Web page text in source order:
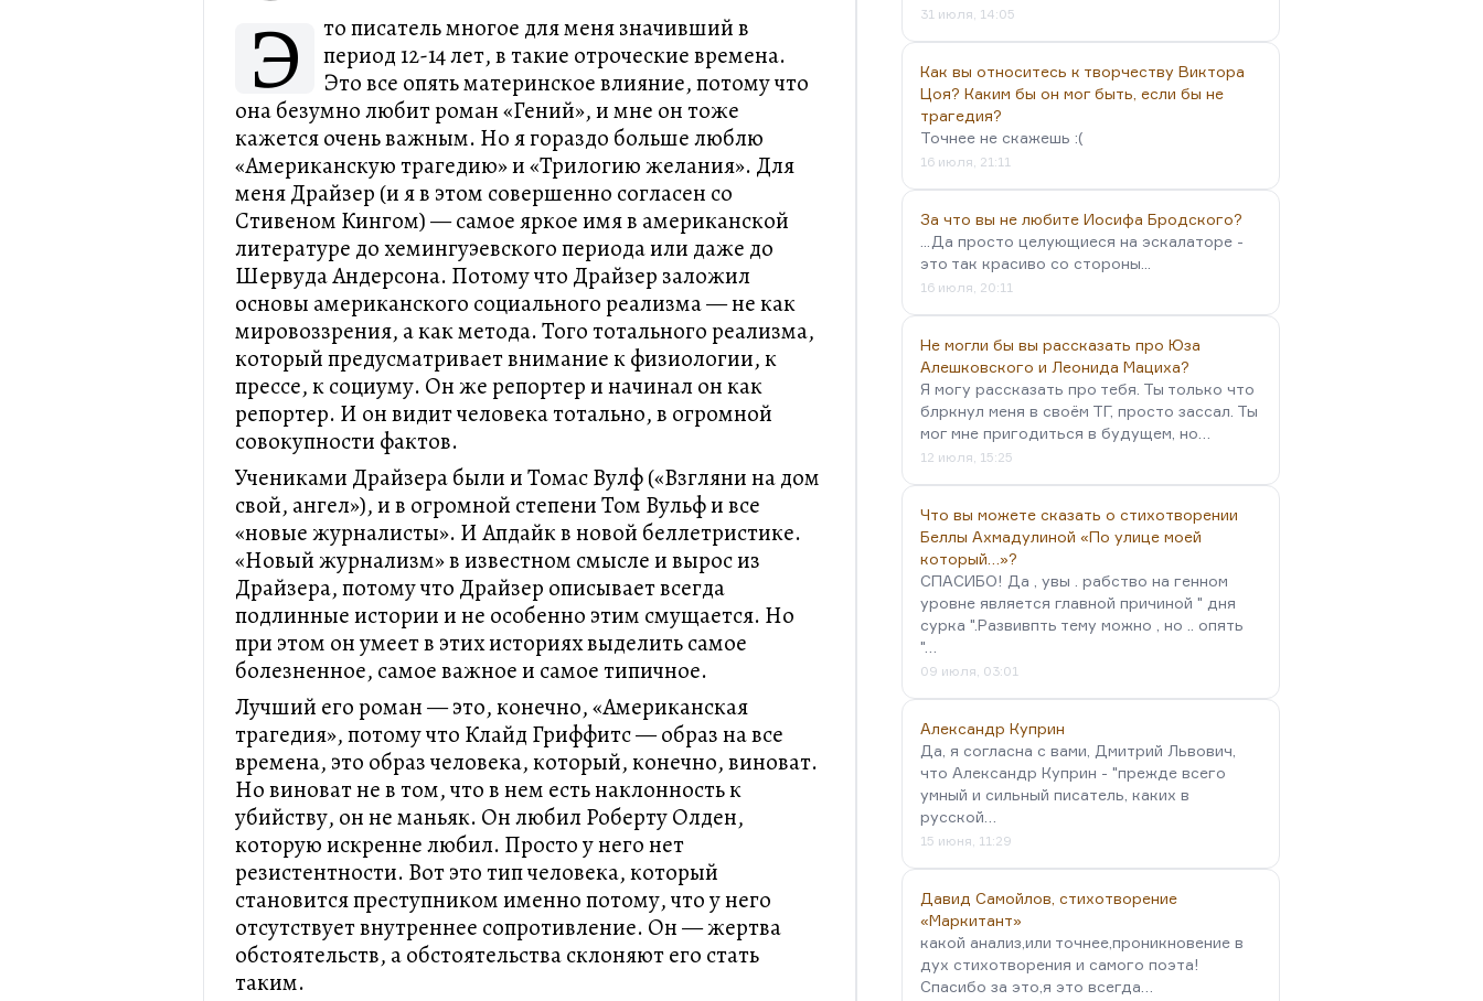
Э
то писатель многое для меня значивший в
период 12-14 лет, в такие отроческие времена.
Это все опять материнское влияние, потому что
она безумно любит роман «Гений», и мне он тоже
кажется очень важным. Но я гораздо больше люблю
«Американскую трагедию» и «Трилогию желания». Для
меня Драйзер (и я в этом совершенно согласен со
Стивеном Кингом) — самое яркое имя в американской
литературе до хемингуэевского периода или даже до
Шервуда Андерсона. Потому что Драйзер заложил
основы американского социального реализма — не как
мировоззрения, а как метода. Того тотального реализма,
который предусматривает внимание к физиологии, к
прессе, к социуму. Он же репортер и начинал он как
репортер. И он видит человека тотально, в огромной
совокупности фактов.
Учениками Драйзера были и Томас Вулф («Взгляни на дом
свой, ангел»), и в огромной степени Том Вульф и все
«новые журналисты». И Апдайк в новой беллетристике.
«Новый журнализм» в известном смысле и вырос из
Драйзера, потому что Драйзер описывает всегда
подлинные истории и не особенно этим смущается. Но
при этом он умеет в этих историях выделить самое
болезненное, самое важное и самое типичное.
Лучший его роман — это, конечно, «Американская
трагедия», потому что Клайд Гриффитс — образ на все
времена, это образ человека, который, конечно, виноват.
Но виноват не в том, что в нем есть наклонность к
убийству, он не маньяк. Он любил Роберту Олден,
которую искренне любил. Просто у него нет
резистентности. Вот это тип человека, который
становится преступником именно потому, что у него
отсутствует внутреннее сопротивление. Он — жертва
обстоятельств, а обстоятельства склоняют его стать
таким.
31 июля, 14:05
Как вы относитесь к творчеству Виктора
Цоя? Каким бы он мог быть, если бы не
трагедия?
Точнее не скажешь :(
16 июля, 21:11
За что вы не любите Иосифа Бродского?
...Да просто целующиеся на эскалаторе -
это так красиво со стороны...
16 июля, 20:11
Не могли бы вы рассказать про Юза
Алешковского и Леонида Мациха?
Я могу рассказать про тебя. Ты только что
блркнул меня в своём ТГ, просто зассал. Ты
мог мне пригодиться в будущем, но…
12 июля, 15:25
Что вы можете сказать о стихотворении
Беллы Ахмадулиной «По улице моей
который…»?
СПАСИБО! Да , увы . рабство на генном
уровне является главной причиной " дня
сурка ".Развивпть тему можно , но .. опять
"…
09 июля, 03:01
Александр Куприн
Да, я согласна с вами, Дмитрий Львович,
что Александр Куприн - "прежде всего
умный и сильный писатель, каких в
русской…
15 июня, 11:29
Давид Самойлов, стихотворение
«Маркитант»
какой анализ,или точнее,проникновение в
дух стихотворения и самого поэта!
Спасибо за это,я это всегда…